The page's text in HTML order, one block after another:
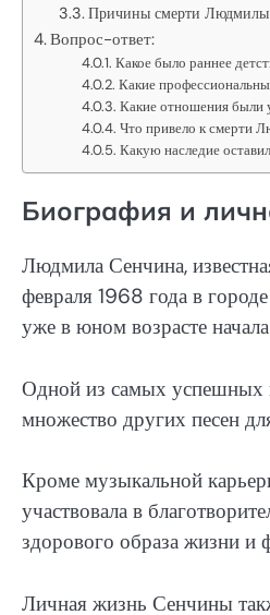
Причины смерти
Вопрос-ответ:
Какое было раннее
Какие
Какие отношения были
Что привело к смерти
Какую наследие
Биография и
Людмила Сенчина,
февраля 1968 года в
уже в юном возрасте
Одной из самых успешных
множество других песен
Кроме музыкальной
участвовала в
здорового образа жизни и
Личная жизнь Сенчины